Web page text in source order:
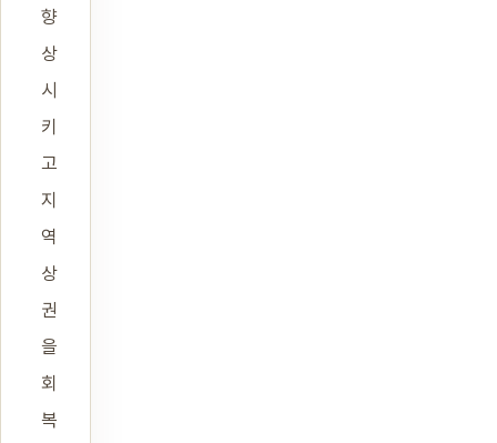
향
상
시
키
고
지
역
상
권
을
회
복